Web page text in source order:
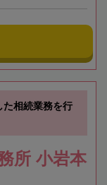
た相続業務を行
所 小岩本